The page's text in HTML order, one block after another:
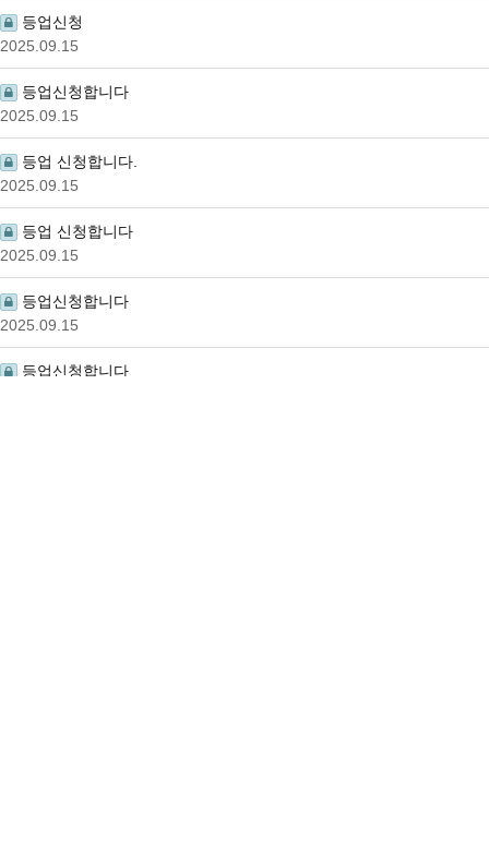
등업신청
2025.09.15
등업신청합니다
2025.09.15
등업 신청합니다.
2025.09.15
등업 신청합니다
2025.09.15
등업신청합니다
2025.09.15
등업신청합니다